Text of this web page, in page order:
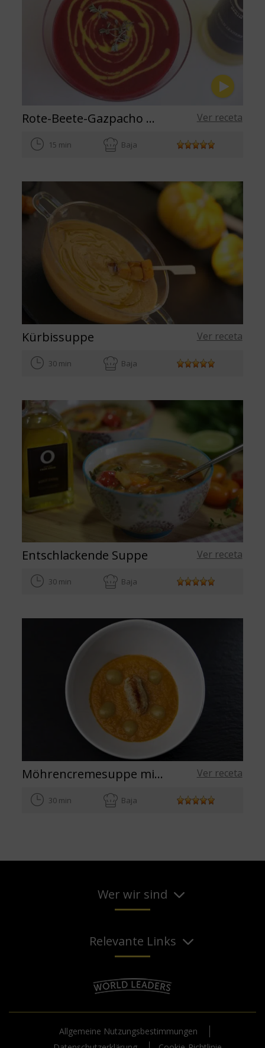
Rote-Beete-Gazpacho mit Mango-Vinaigrette Ver receta
15 min Baja
Kürbissuppe Ver receta
30 min Baja
Entschlackende Suppe Ver receta
30 min Baja
Möhrencremesuppe mit Stockfischpüree Ver receta
30 min Baja
Wer wir sind
Relevante Links
Allgemeine Nutzungsbestimmungen